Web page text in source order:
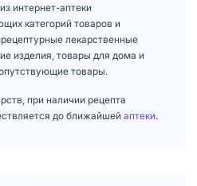
интернет-аптеки
категорий товаров и
лекарственные
изделия, товары для дома и
товары.
при наличии рецепта
до ближайшей аптеки.